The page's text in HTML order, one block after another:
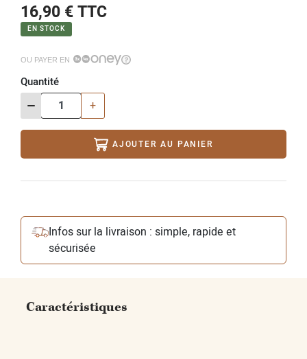
16,90 €TTC
EN STOCK
OU PAYER EN
Quantité
- +
AJOUTER AU PANIER
Infos sur la livraison : simple, rapide et
sécurisée
Caractéristiques